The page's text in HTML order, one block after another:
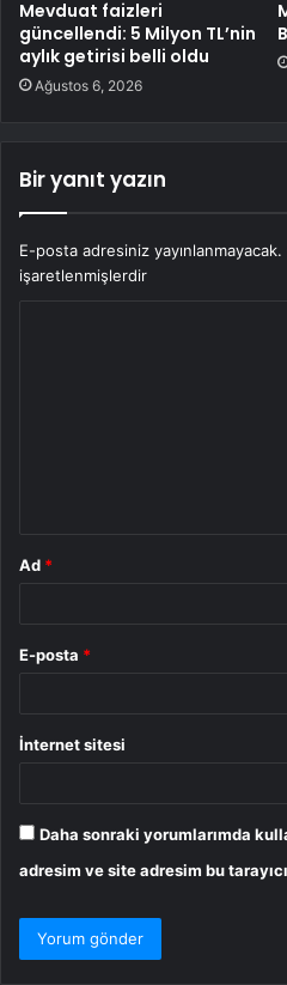
Mevduat faizleri
güncellendi: 5 Milyon TL’nin
aylık getirisi belli oldu
Ağustos 6, 2026
Bir yanıt yazın
E-posta adresiniz yayınlanmayacak.
işaretlenmişlerdir
Ad *
E-posta *
İnternet sitesi
Daha sonraki yorumlarımda
adresim ve site adresim bu